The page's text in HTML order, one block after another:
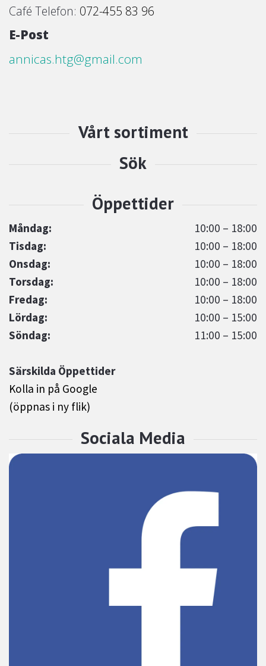
Måndag:
10:00 – 18:00
Tisdag:
10:00 – 18:00
Onsdag:
10:00 – 18:00
Torsdag:
10:00 – 18:00
Fredag:
10:00 – 18:00
Lördag:
10:00 – 15:00
Söndag:
11:00 – 15:00
Särskilda Öppettider
Kolla in på Google
(öppnas i ny flik)
Café Telefon: 072-455 83 96
E-Post
annicas.htg@gmail.com